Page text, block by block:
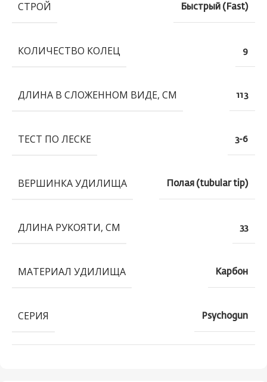
СТРОЙ Быстрый (Fast)
КОЛИЧЕСТВО КОЛЕЦ 9
ДЛИНА В СЛОЖЕННОМ ВИДЕ, СМ 113
ТЕСТ ПО ЛЕСКЕ 3-6
ВЕРШИНКА УДИЛИЩА Полая (tubular tip)
ДЛИНА РУКОЯТИ, СМ 33
МАТЕРИАЛ УДИЛИЩА Карбон
СЕРИЯ Psychogun